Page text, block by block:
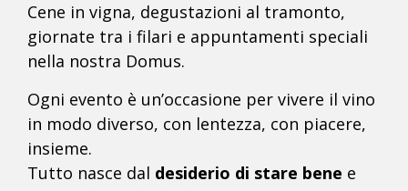
Cene in vigna, degustazioni al tramonto,
giornate tra i filari e appuntamenti speciali
nella nostra Domus.
Ogni evento è un’occasione per vivere il vino
in modo diverso, con lentezza, con piacere,
insieme.
Tutto nasce dal desiderio di stare bene e